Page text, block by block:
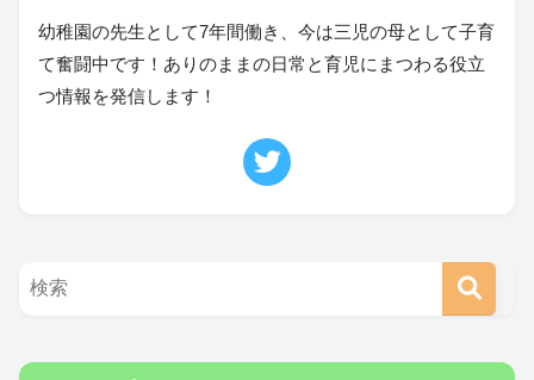
幼稚園の先生として7年間働き、今は三児の母として子育
て奮闘中です！ありのままの日常と育児にまつわる役立
つ情報を発信します！